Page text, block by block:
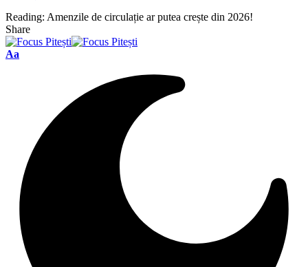
Reading: Amenzile de circulație ar putea crește din 2026!
Share
Font
Aa